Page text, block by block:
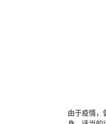
由于疫情，